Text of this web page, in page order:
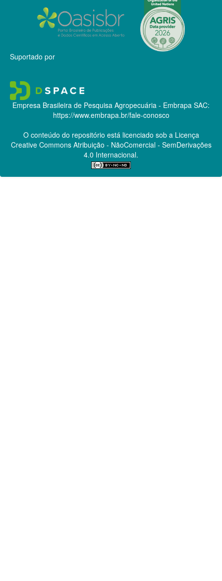
Suportado por
Empresa Brasileira de Pesquisa Agropecuária - Embrapa SAC:
https://www.embrapa.br/fale-conosco
O conteúdo do repositório está licenciado sob a Licença
Creative CommonsAtribuição - NãoComercial - SemDerivações
4.0 Internacional.